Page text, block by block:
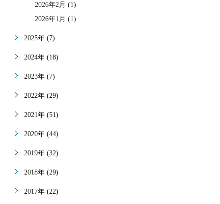
2026年2月 (1)
2026年1月 (1)
2025年 (7)
2024年 (18)
2023年 (7)
2022年 (29)
2021年 (51)
2020年 (44)
2019年 (32)
2018年 (29)
2017年 (22)